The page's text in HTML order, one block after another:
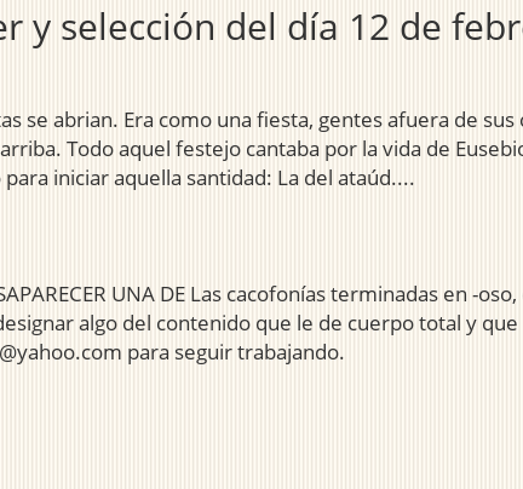
y selección del día 12 de
se abrian. Era como una fiesta, gentes afuera de
Todo aquel festejo cantaba por la vida de
iniciar aquella santidad: La del ataúd....
UNA DE Las cacofonías terminadas en
algo del contenido que le de cuerpo total y
para seguir trabajando.